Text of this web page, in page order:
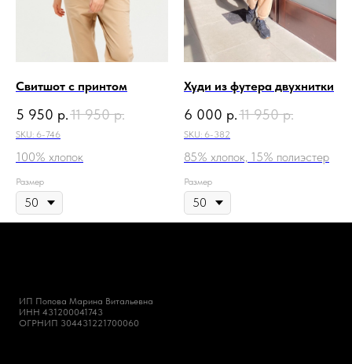
Свитшот с принтом
5 950 р.11 950 р.
SKU: 6-746
100% хлопок
Размер
Худи из футера двухнитки
6 000 р.11 950 р.
SKU: 6-382
85% хлопок, 15% полиэстер
Размер
ИП Попова Марина Витальевна
ИНН 431200041743
ОГРНИП 304431221700060